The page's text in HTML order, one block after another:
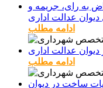
| اعتراض به رای، جریمه و
عدالت اداری
ادامه مطلب
عدالت اداری
ادامه مطلب
ساخت در دیوان